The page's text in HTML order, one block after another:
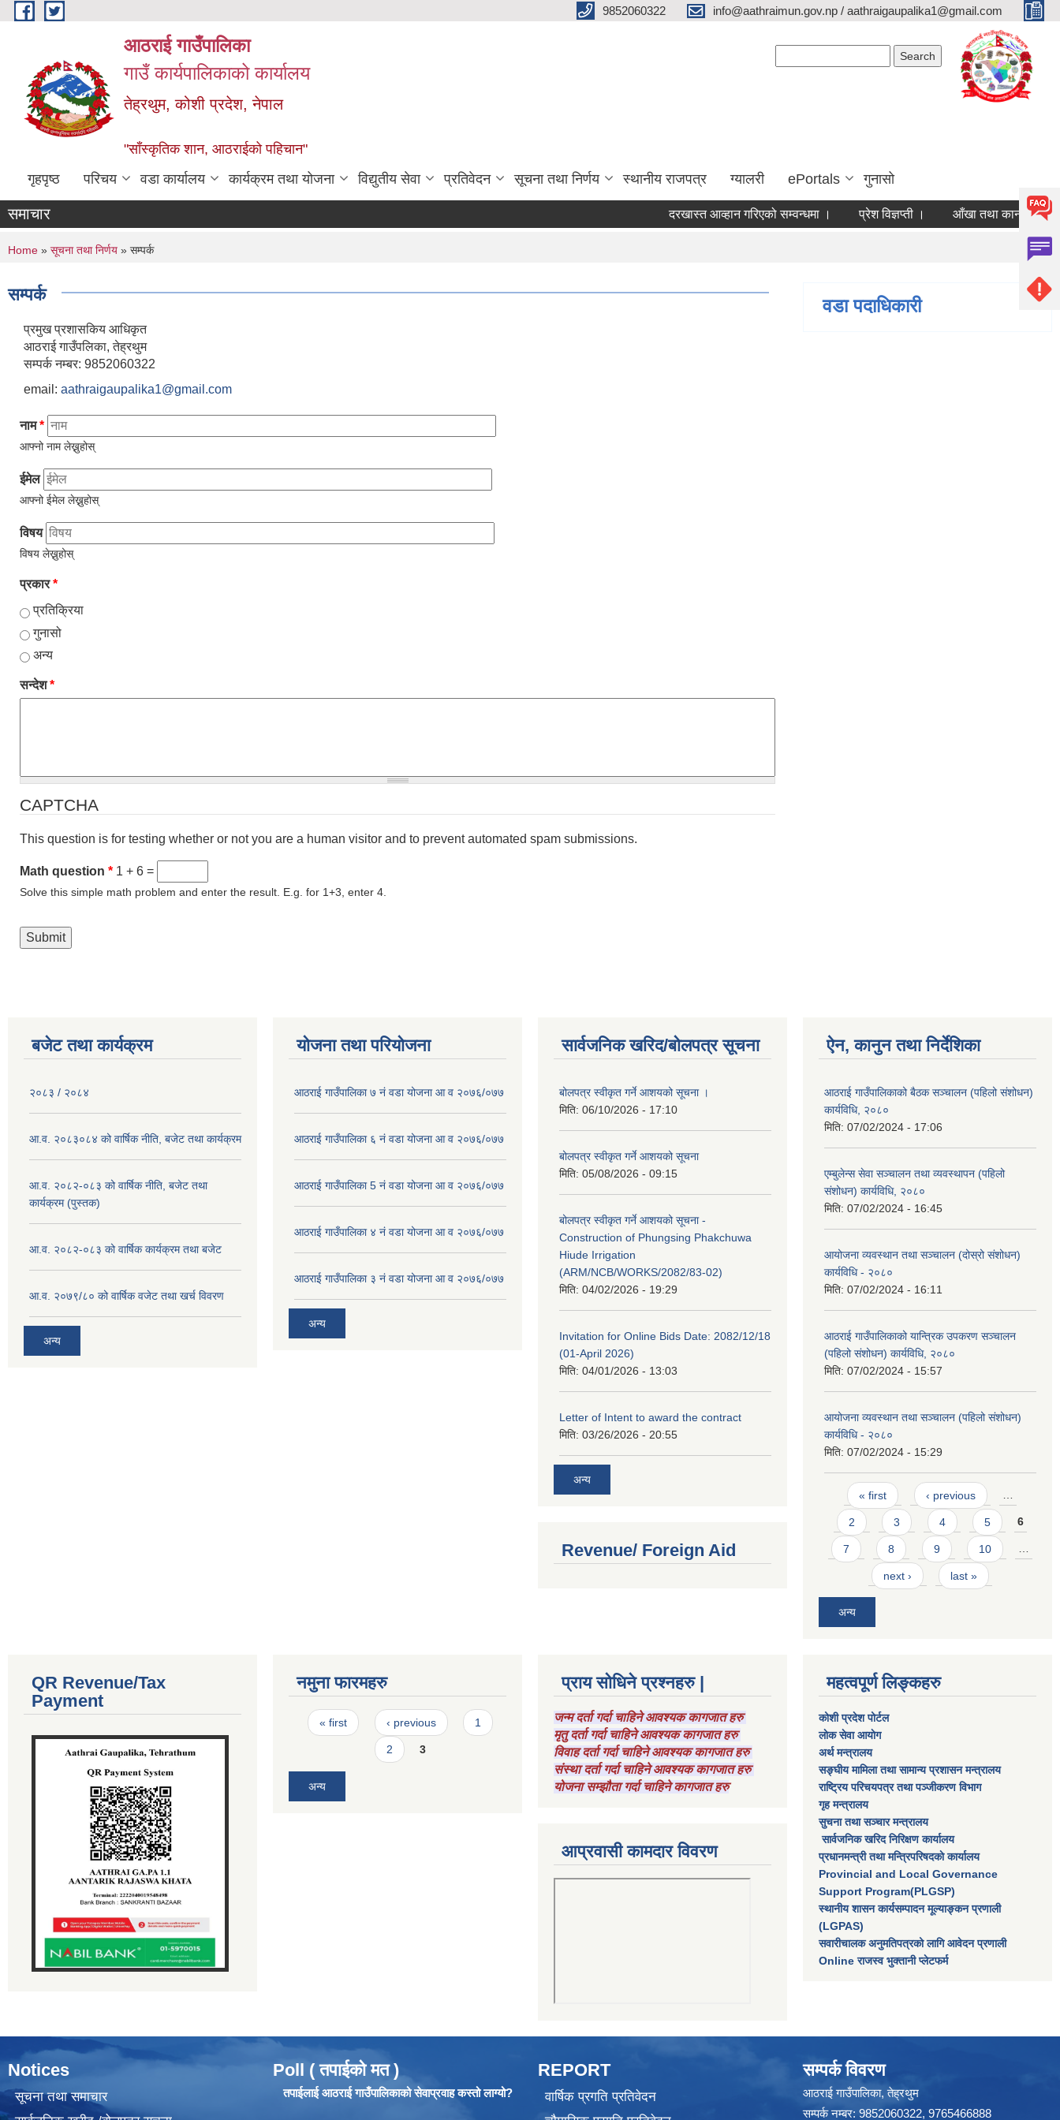
Skip to main content 9852060322 info@aathraimun.gov.np / aathraigaupalika1@gmail.com
आठराई गाउँपालिका
गाउँ कार्यपालिकाको कार्यालय
तेह्रथुम, कोशी प्रदेश, नेपाल
"साँस्कृतिक शान, आठराईको पहिचान"
गृहपृष्ठ परिचय वडा कार्यालय कार्यक्रम तथा योजना विद्युतीय सेवा प्रतिवेदन सूचना तथा निर्णय स्थानीय राजपत्र ग्यालरी ePortals गुनासो
समाचार दरखास्त आव्हान गरिएको सम्वन्धमा । प्रेश विज्ञप्ती । आँखा तथा कान शिबिर
You are here
Home » सूचना तथा निर्णय » सम्पर्क
सम्पर्क
प्रमुख प्रशासकिय आधिकृत
आठराई गाउँपलिका, तेह्रथुम
सम्पर्क नम्बर: 9852060322
email: aathraigaupalika1@gmail.com
नाम*
आफ्नो नाम लेख्नुहोस्
ईमेल
आफ्नो ईमेल लेख्नुहोस्
विषय
विषय लेख्नुहोस्
प्रकार*
प्रतिक्रिया
गुनासो
अन्य
सन्देश*
CAPTCHA
This question is for testing whether or not you are a human visitor and to prevent automated spam submissions.
Math question * 1 + 6 =
Solve this simple math problem and enter the result. E.g. for 1+3, enter 4.
वडा पदाधिकारी
बजेट तथा कार्यक्रम
२०८३ / २०८४
आ.व. २०८३०८४ को वार्षिक नीति, बजेट तथा कार्यक्रम
आ.व. २०८२-०८३ को वार्षिक नीति, बजेट तथा
कार्यक्रम (पुस्तक)
आ.व. २०८२-०८३ को वार्षिक कार्यक्रम तथा बजेट
आ.व. २०७९/८० को वार्षिक वजेट तथा खर्च विवरण
अन्य
योजना तथा परियोजना
आठराई गाउँपालिका ७ नं वडा योजना आ व २०७६/०७७
आठराई गाउँपालिका ६ नं वडा योजना आ व २०७६/०७७
आठराई गाउँपालिका 5 नं वडा योजना आ व २०७६/०७७
आठराई गाउँपालिका ४ नं वडा योजना आ व २०७६/०७७
आठराई गाउँपालिका ३ नं वडा योजना आ व २०७६/०७७
अन्य
सार्वजनिक खरिद/बोलपत्र सूचना
बोलपत्र स्वीकृत गर्ने आशयको सूचना ।
मिति: 06/10/2026 - 17:10
बोलपत्र स्वीकृत गर्ने आशयको सूचना
मिति: 05/08/2026 - 09:15
बोलपत्र स्वीकृत गर्ने आशयको सूचना -
Construction of Phungsing Phakchuwa
Hiude Irrigation
(ARM/NCB/WORKS/2082/83-02)
मिति: 04/02/2026 - 19:29
Invitation for Online Bids Date: 2082/12/18
(01-April 2026)
मिति: 04/01/2026 - 13:03
Letter of Intent to award the contract
मिति: 03/26/2026 - 20:55
अन्य
Revenue/ Foreign Aid
ऐन, कानुन तथा निर्देशिका
आठराई गाउँपालिकाको बैठक सञ्चालन (पहिलो संशोधन)
कार्यविधि, २०८०
मिति: 07/02/2024 - 17:06
एम्बुलेन्स सेवा सञ्चालन तथा व्यवस्थापन (पहिलो
संशोधन) कार्यविधि, २०८०
मिति: 07/02/2024 - 16:45
आयोजना व्यवस्थान तथा सञ्चालन (दोस्रो संशोधन)
कार्यविधि - २०८०
मिति: 07/02/2024 - 16:11
आठराई गाउँपालिकाको यान्त्रिक उपकरण सञ्चालन
(पहिलो संशोधन) कार्यविधि, २०८०
मिति: 07/02/2024 - 15:57
आयोजना व्यवस्थान तथा सञ्चालन (पहिलो संशोधन)
कार्यविधि - २०८०
मिति: 07/02/2024 - 15:29
Pages
« first ‹ previous …
2 3 4 5 6
7 8 9 10 …
next › last »
अन्य
QR Revenue/Tax
Payment
नमुना फारमहरु
Pages
« first ‹ previous 1
2 3
अन्य
प्राय सोधिने प्रश्नहरु |
जन्म दर्ता गर्दा चाहिने आवश्यक कागजात हरु
मृतु दर्ता गर्दा चाहिने आवश्यक कागजात हरु
विवाह दर्ता गर्दा चाहिने आवश्यक कागजात हरु
संस्था दर्ता गर्दा चाहिने आवश्यक कागजात हरु
योजना सम्झौता गर्दा चाहिने कागजात हरु
आप्रवासी कामदार विवरण
महत्वपूर्ण लिङ्कहरु
कोशी प्रदेश पोर्टल
लाेक सेवा आयाेग
अर्थ मन्त्रालय
सङ्घीय मामिला तथा सामान्य प्रशासन मन्त्रालय
राष्‍ट्रिय परिचयपत्र तथा पञ्‍जीकरण विभाग
गृह मन्त्रालय
सुचना तथा सञ्चार मन्त्रालय
सार्वजनिक खरिद निरिक्षण कार्यालय
प्रधानमन्त्री तथा मन्त्रिपरिषदकाे कार्यालय
Provincial and Local Governance
Support Program(PLGSP)
स्थानीय शासन कार्यसम्पादन मूल्याङ्कन प्रणाली
(LGPAS)
सवारीचालक अनुमतिपत्रको लागि आवेदन प्रणाली
Online राजस्व भुक्तानी प्लेटफर्म
Notices
सूचना तथा समाचार
Poll ( तपाईको मत )
तपाईलाई आठराई गाउँपालिकाको सेवाप्रवाह कस्तो लाग्यो?
REPORT
वार्षिक प्रगति प्रतिवेदन
सम्पर्क विवरण
आठराई गाउँपालिका, तेह्रथुम
सम्पर्क नम्बर: 9852060322, 9765466888